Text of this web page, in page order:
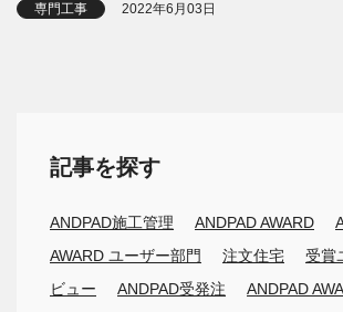
専門工事 2022年6月03日
記事を探す
ANDPAD施工管理 ANDPAD AWARD
AWARD ユーザー部門
注文住宅
受賞
ビュー
ANDPAD受発注
ANDPAD